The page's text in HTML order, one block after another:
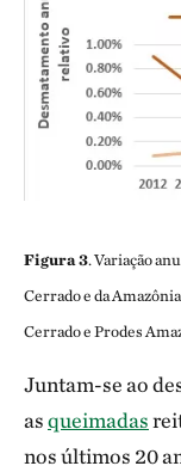
Figura 3. Variação
Cerrado e da
Cerrado e Prodes
Juntam-se ao
asqueimadas
nos últimos 20